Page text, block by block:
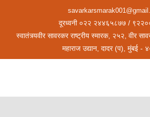
दूरध्वनी ०२२ २४४६५८७७ /
स्वातंत्र्यवीर सावरकर राष्ट्रीय स्मारक, २५२, वीर
महाराज उद्यान, दादर (प), मुंबई -